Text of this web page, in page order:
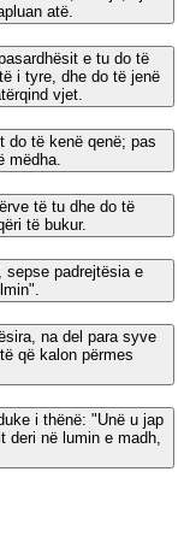
atë.
e tu do të
i tyre, dhe do të jenë
vjet.
do të kenë qenë; pas
mëdha.
të tu dhe do të
të bukur.
sepse padrejtësia e
na del para syve
që kalon përmes
i thënë: "Unë u jap
deri në lumin e madh,